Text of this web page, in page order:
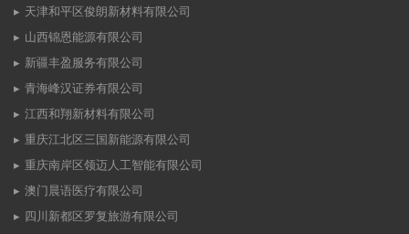
天津和平区俊朗新材料有限公司
山西锦恩能源有限公司
新疆丰盈服务有限公司
青海峰汉证券有限公司
江西和翔新材料有限公司
重庆江北区三国新能源有限公司
重庆南岸区领迈人工智能有限公司
澳门晨语医疗有限公司
四川新都区罗复旅游有限公司